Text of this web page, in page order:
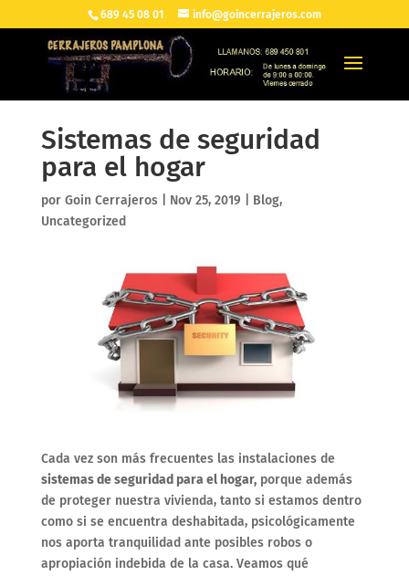
689 45 08 01 info@goincerrajeros.com
Sistemas de seguridad
para el hogar
por Goin Cerrajeros| Nov 25, 2019 Blog,
Uncategorized
Cada vez son más frecuentes las instalaciones de
sistemas de seguridad para el hogar,porque además
de proteger nuestra vivienda, tanto si estamos dentro
como si se encuentra deshabitada, psicológicamente
nos aporta tranquilidad ante posibles robos o
apropiación indebida de la casa. Veamos qué